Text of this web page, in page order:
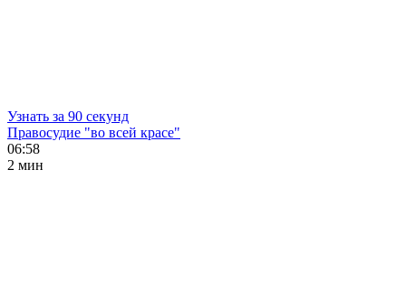
Узнать за 90 секунд
Правосудие "во всей красе"
06:58
2 мин